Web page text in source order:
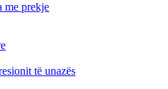
me prekje
të unazës